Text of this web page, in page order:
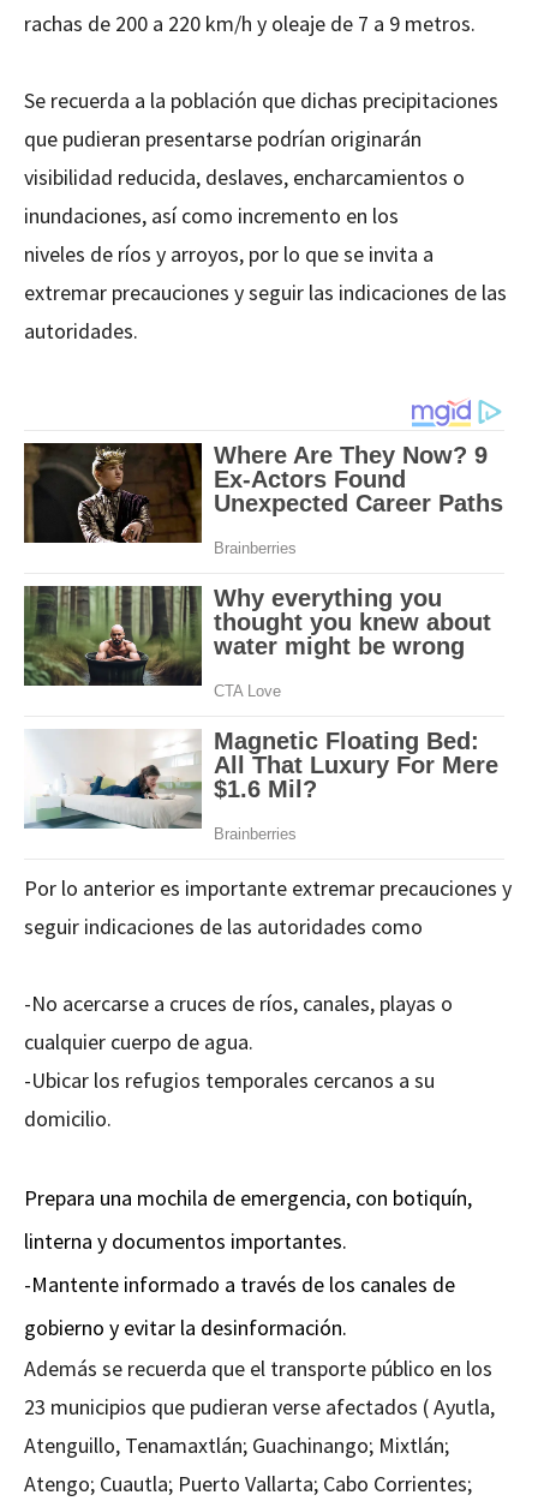
rachas de 200 a 220 km/h y oleaje de 7 a 9 metros.
Se recuerda a la población que dichas precipitaciones
que pudieran presentarse podrían originarán
visibilidad reducida, deslaves, encharcamientos o
inundaciones, así como incremento en los
niveles de ríos y arroyos, por lo que se invita a
extremar precauciones y seguir las indicaciones de las
autoridades.
Por lo anterior es importante extremar precauciones y
seguir indicaciones de las autoridades como
-No acercarse a cruces de ríos, canales, playas o
cualquier cuerpo de agua.
-Ubicar los refugios temporales cercanos a su
domicilio.
Prepara una mochila de emergencia, con botiquín,
linterna y documentos importantes.
-Mantente informado a través de los canales de
gobierno y evitar la desinformación.
Además se recuerda que el transporte público en los
23 municipios que pudieran verse afectados ( Ayutla,
Atenguillo, Tenamaxtlán; Guachinango; Mixtlán;
Atengo; Cuautla; Puerto Vallarta; Cabo Corrientes;